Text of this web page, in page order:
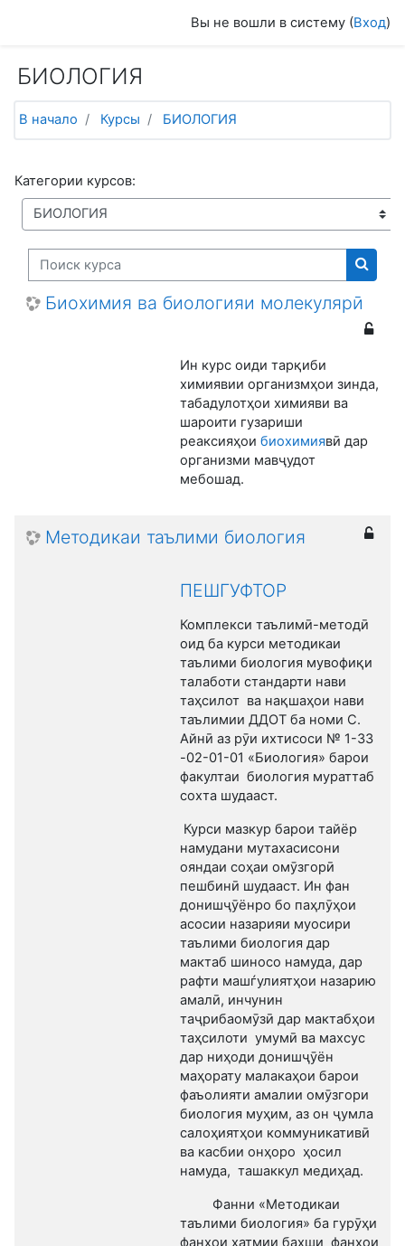
Вы не вошли в систему (Вход)
БИОЛОГИЯ
В начало Курсы БИОЛОГИЯ
Категории курсов:
Поиск курса
Поиск
Биохимия ва биологияи молекулярӣ
Ин курс оиди тарқиби
химиявии организмҳои зинда,
табадулотҳои химияви ва
шароити гузариши
реаксияҳои биохимиявӣ дар
организми мавҷудот
мебошад.
Методикаи таълими биология
ПЕШГУФТОР
Комплекси таълимӣ-методӣ
оид ба курси методикаи
таълими биология мувофиқи
талаботи стандарти нави
таҳсилот ва нақшаҳои нави
таълимии ДДОТ ба номи С.
Айнӣ аз рӯи ихтисоси № 1-33
-02-01-01 «Биология» барои
факултаи биология мураттаб
сохта шудааст.
Курси мазкур барои тайёр
намудани мутахасисони
ояндаи соҳаи омӯзгорӣ
пешбинӣ шудааст. Ин фан
донишҷӯёнро бо паҳлӯҳои
асосии назарияи муосири
таълими биология дар
мактаб шиносо намуда, дар
рафти машѓулиятҳои назарию
амалӣ, инчунин
таҷрибаомӯзӣ дар мактабҳои
таҳсилоти умумӣ ва махсус
дар ниҳоди донишҷӯён
маҳорату малакаҳои барои
фаъолияти амалии омӯзгори
биология муҳим, аз он ҷумла
салоҳиятҳои коммуникативӣ
ва касбии онҳоро ҳосил
намуда, ташаккул медиҳад.
Фанни «Методикаи
таълими биология» ба гурӯҳи
фанҳои ҳатмии бахши фанҳои